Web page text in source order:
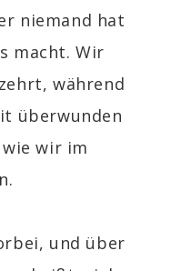
niemand hat
macht. Wir
während
überwunden
wir im
und über